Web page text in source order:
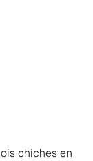
chiches en